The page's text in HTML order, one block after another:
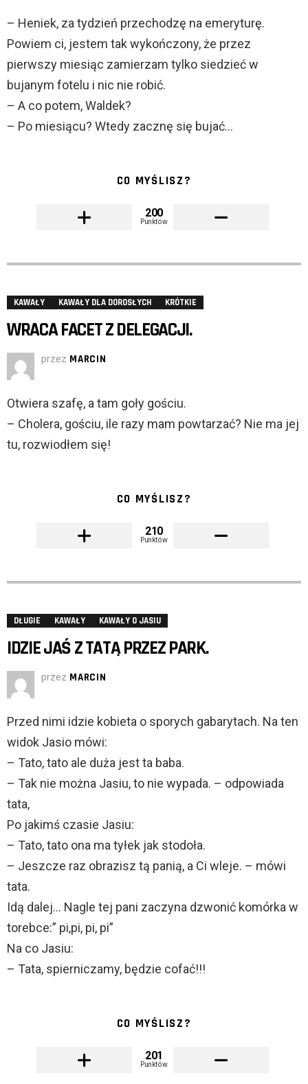
– Heniek, za tydzień przechodzę na emeryturę.
Powiem ci, jestem tak wykończony, że przez
pierwszy miesiąc zamierzam tylko siedzieć w
bujanym fotelu i nic nie robić.
– A co potem, Waldek?
– Po miesiącu? Wtedy zacznę się bujać…
CO MYŚLISZ?
200
Punktów
KAWAŁY KAWAŁY DLA DOROSŁYCH KRÓTKIE
WRACA FACET Z DELEGACJI.
przez MARCIN
Otwiera szafę, a tam goły gościu.
– Cholera, gościu, ile razy mam powtarzać? Nie ma jej
tu, rozwiodłem się!
CO MYŚLISZ?
210
Punktów
DŁUGIE KAWAŁY KAWAŁY O JASIU
IDZIE JAŚ Z TATĄ PRZEZ PARK.
przez MARCIN
Przed nimi idzie kobieta o sporych gabarytach. Na ten
widok Jasio mówi:
– Tato, tato ale duża jest ta baba.
– Tak nie można Jasiu, to nie wypada. – odpowiada
tata,
Po jakimś czasie Jasiu:
– Tato, tato ona ma tyłek jak stodoła.
– Jeszcze raz obrazisz tą panią, a Ci wleje. – mówi
tata.
Idą dalej… Nagle tej pani zaczyna dzwonić komórka w
torebce:” pi,pi, pi, pi”
Na co Jasiu:
– Tata, spierniczamy, będzie cofać!!!
CO MYŚLISZ?
201
Punktów